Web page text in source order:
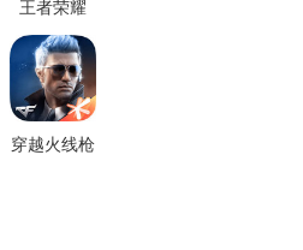
王者荣耀
穿越火线枪